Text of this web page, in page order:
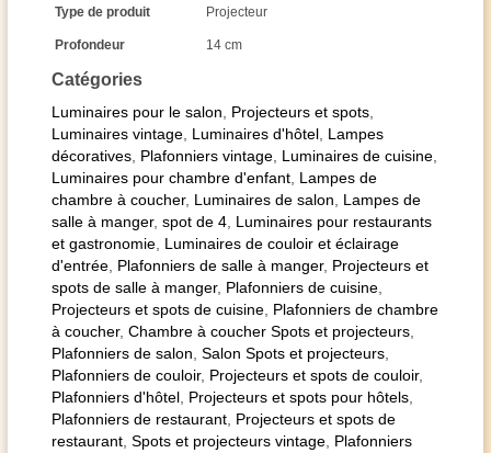
Catégories
Luminaires pour le salon Projecteurs et spots
Luminaires vintage Luminaires d'hôtel Lampes
décoratives Plafonniers vintage Luminaires de cuisine
Luminaires pour chambre d'enfant Lampes de
chambre à coucher, Luminaires de salon
Lampes de
salle à manger, spot de 4 Luminaires pour restaurants
et gastronomie Luminaires de couloir et éclairage
d'entrée Plafonniers de salle à manger, Projecteurs et
spots de salle à manger, Plafonniers de cuisine
Projecteurs et spots de cuisine Plafonniers de chambre
à coucher, Chambre à coucher Spots et projecteurs
Plafonniers de salon Salon Spots et projecteurs
Plafonniers de couloir, Projecteurs et spots de couloir,
Plafonniers d'hôtel Projecteurs et spots pour hôtels
Plafonniers de restaurant Projecteurs et spots de
restaurant Spots et projecteurs vintage Plafonniers
Type de produit Projecteur
Profondeur 14 cm